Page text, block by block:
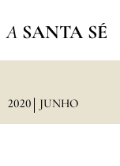
A SANTA SÉ
2020 JUNHO